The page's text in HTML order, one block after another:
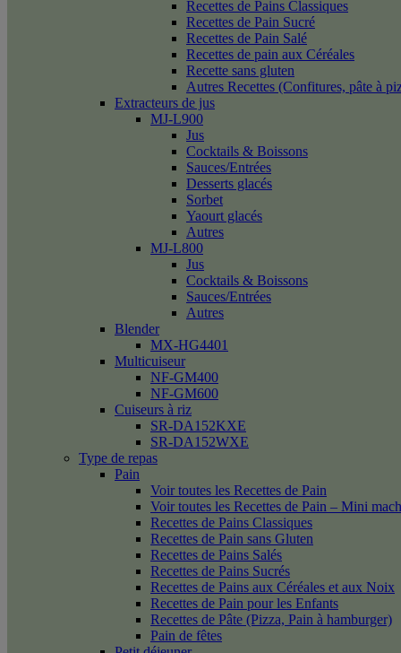
Recettes de Pains Classiques
Recettes de Pain Sucré
Recettes de Pain Salé
Recettes de pain aux Céréales
Recette sans gluten
Autres Recettes (Confitures, pâte à
Extracteurs de jus
MJ-L900
Jus
Cocktails & Boissons
Sauces/Entrées
Desserts glacés
Sorbet
Yaourt glacés
Autres
MJ-L800
Jus
Cocktails & Boissons
Sauces/Entrées
Autres
Blender
MX-HG4401
Multicuiseur
NF-GM400
NF-GM600
Cuiseurs à riz
SR-DA152KXE
SR-DA152WXE
Type de repas
Pain
Voir toutes les Recettes de Pain
Voir toutes les Recettes de Pain – Mini
Recettes de Pains Classiques
Recettes de Pain sans Gluten
Recettes de Pains Salés
Recettes de Pains Sucrés
Recettes de Pains aux Céréales et aux Noix
Recettes de Pain pour les Enfants
Recettes de Pâte (Pizza, Pain à hamburger)
Pain de fêtes